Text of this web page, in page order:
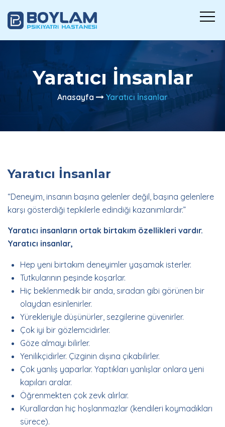
Yaratıcı İnsanlar
Anasayfa Yaratıcı İnsanlar
Yaratıcı İnsanlar
“Deneyim, insanın başına gelenler değil, başına gelenlere
karşı gösterdiği tepkilerle edindiği kazanımlardır.”
Yaratıcı insanların ortak birtakım özellikleri vardır.
Yaratıcı insanlar,
Hep yeni birtakım deneyimler yaşamak isterler.
Tutkularının peşinde koşarlar.
Hiç beklenmedik bir anda, sıradan gibi görünen bir
olaydan esinlenirler.
Yürekleriyle düşünürler, sezgilerine güvenirler.
Çok iyi bir gözlemcidirler.
Göze almayı bilirler.
Yenilikçidirler. Çizginin dışına çıkabilirler.
Çok yanlış yaparlar. Yaptıkları yanlışlar onlara yeni
kapıları aralar.
Öğrenmekten çok zevk alırlar.
Kurallardan hiç hoşlanmazlar (kendileri koymadıkları
sürece).